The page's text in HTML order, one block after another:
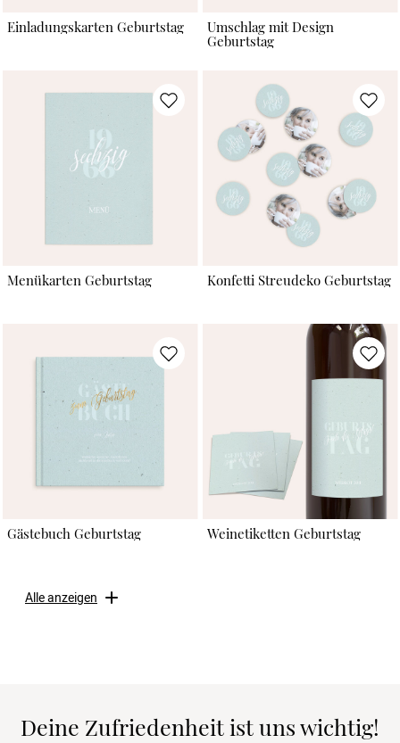
Einladungskarten Geburtstag
Umschlag mit Design
Geburtstag
Menükarten Geburtstag Konfetti Streudeko Geburtstag
Gästebuch Geburtstag Weinetiketten Geburtstag
Alle anzeigen
Deine Zufriedenheit ist uns wichtig!